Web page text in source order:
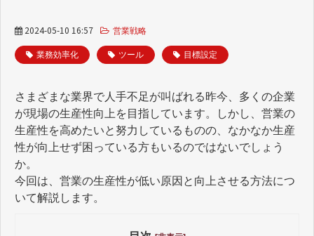
2024-05-10 16:57 営業戦略
業務効率化 ツール 目標設定
さまざまな業界で人手不足が叫ばれる昨今、多くの企業
が現場の生産性向上を目指しています。しかし、営業の
生産性を高めたいと努力しているものの、なかなか生産
性が向上せず困っている方もいるのではないでしょう
か。
今回は、営業の生産性が低い原因と向上させる方法につ
いて解説します。